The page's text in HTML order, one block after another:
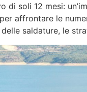
di soli 12 mesi:
affrontare le
saldature, le